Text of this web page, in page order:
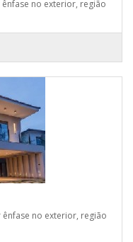
no exterior, região
no exterior, região